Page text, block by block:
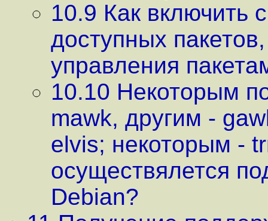
10.9 Как включить
доступных
управления
10.10 Некоторым
mawk, другим -
elvis; некоторым -
осуществялется
Debian?